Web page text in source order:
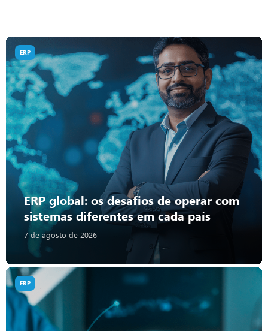
ERP global: os desafios de operar com
sistemas diferentes em cada país
7 de agosto de 2026
ERP
ERP